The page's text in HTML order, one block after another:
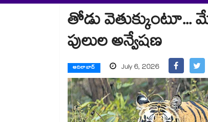
తోడు
పులుల అన్వేషణ
ఆదిలాబాద్ July 6, 2026